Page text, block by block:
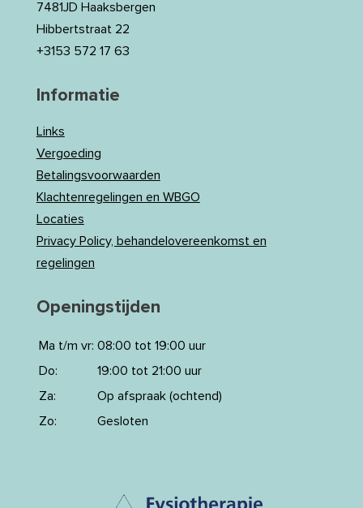
7481JD Haaksbergen
Hibbertstraat 22
+3153 572 17 63
Informatie
Links
Vergoeding
Betalingsvoorwaarden
Klachtenregelingen en WBGO
Locaties
Privacy Policy, behandelovereenkomst en
regelingen
Openingstijden
Ma t/m vr: 08:00 tot 19:00 uur
Do:
19:00 tot 21:00 uur
Za:
Op afspraak (ochtend)
Zo:
Gesloten